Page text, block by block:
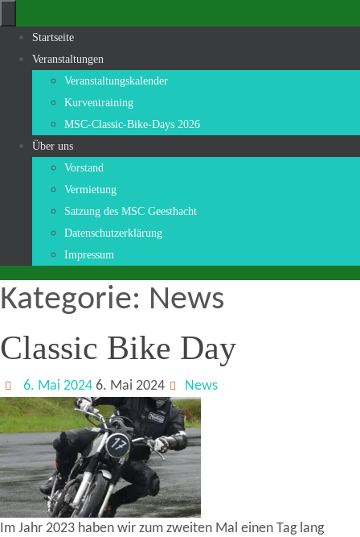
Inhalt
springen
Zum
Inhalt
Startseite
Veranstaltungen
Veranstaltungskalender
Kurventraining
MSC-Classic-Bike-Days 2026
Über uns
Vorstand
Vermietung
Satzung des MSC Geesthacht
Datenschutzerklärung
Impressum
Kategorie: News
Classic Bike Day
6. Mai 2024 6. Mai 2024 News
Im Jahr 2023 haben wir zum zweiten Mal einen Tag lang